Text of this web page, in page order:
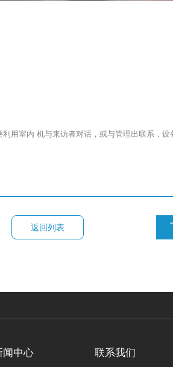
用室内 机与来访者对话，或与管理出联系，设
返回列表
闻中心 联系我们